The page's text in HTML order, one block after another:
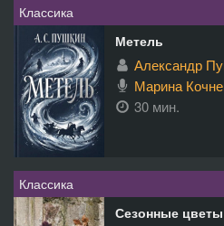
Классика
Метель
Александр
Марина
30 мин.
Классика
Сезонные цветы